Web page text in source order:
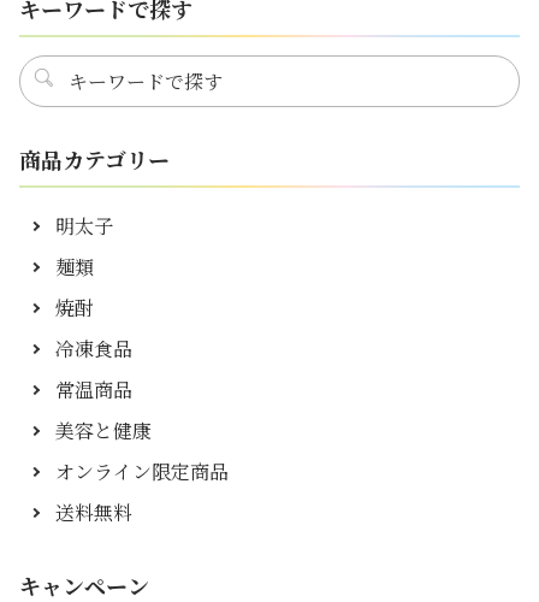
キーワードで探す
商品カテゴリー
明太子
麺類
焼酎
冷凍食品
常温商品
美容と健康
オンライン限定商品
送料無料
キャンペーン